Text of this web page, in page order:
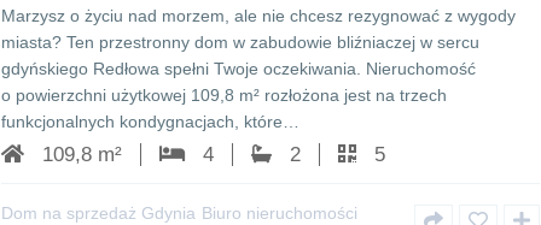
Marzysz o życiu nad morzem, ale nie chcesz rezygnować z wygody
miasta? Ten przestronny dom w zabudowie bliźniaczej w sercu
gdyńskiego Redłowa spełni Twoje oczekiwania. Nieruchomość
o powierzchni użytkowej 109,8 m² rozłożona jest na trzech
funkcjonalnych kondygnacjach, które…
109,8 m² 4 2 5
Dom na sprzedaż Gdynia Biuro nieruchomości